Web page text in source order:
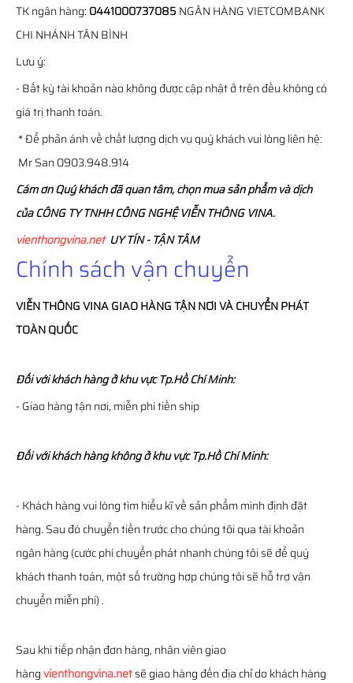
TK ngân hàng: 0441000737085NGÂN HÀNG VIETCOMBANK
CHI NHÁNH TÂN BÌNH
Lưu ý:
- Bất kỳ tài khoản nào không được cập nhật ở trên đều không có
giá trị thanh toán.
* Để phản ánh về chất lượng dịch vụ quý khách vui lòng liên hệ:
Mr San 0903.948.914
Cám ơn Quý khách đã quan tâm, chọn mua sản phẩm và dịch
của CÔNG TY TNHH CÔNG NGHỆ VIỄN THÔNG VINA.
vienthongvina.netUY TÍN - TẬN TÂM
Chính sách vận chuyển
VIỄN THÔNGVINAGIAO HÀNG TẬN NƠI VÀ CHUYỂN PHÁT
TOÀN QUỐC
Đối với khách hàng ở khu vực Tp.Hồ Chí Minh:
- Giao hàng tận nơi, miễn phí tiền ship
Đối với khách hàng không ở khu vực Tp.Hồ Chí Minh:
- Khách hàng vui lòng tìm hiểu kĩ về sản phẩm mình định đặt
hàng. Sau đó chuyển tiền trước cho chúng tôi qua tài khoản
ngân hàng (cước phí chuyển phát nhanh chúng tôi sẽ để quý
khách thanh toán, một số trường hợp chúng tôi sẽ hỗ trợ vận
chuyển miễn phí) .
Sau khi tiếp nhận đơn hàng, nhân viên giao
hàngvienthongvina.netsẽ giao hàng đến địa chỉ do khách hàng